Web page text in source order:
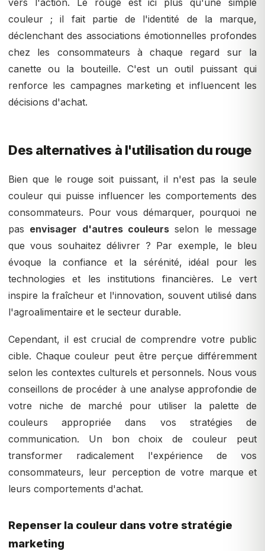
vers l'action. Le rouge est ici plus qu'une simple
couleur ; il fait partie de l'identité de la marque,
déclenchant des associations émotionnelles profondes
chez les consommateurs à chaque regard sur la
canette ou la bouteille. C'est un outil puissant qui
renforce les campagnes marketing et influencent les
décisions d'achat.
Des alternatives à l'utilisation du rouge
Bien que le rouge soit puissant, il n'est pas la seule
couleur qui puisse influencer les comportements des
consommateurs. Pour vous démarquer, pourquoi ne
pas envisager d'autres couleurs selon le message
que vous souhaitez délivrer ? Par exemple, le bleu
évoque la confiance et la sérénité, idéal pour les
technologies et les institutions financières. Le vert
inspire la fraîcheur et l'innovation, souvent utilisé dans
l'agroalimentaire et le secteur durable.
Cependant, il est crucial de comprendre votre public
cible. Chaque couleur peut être perçue différemment
selon les contextes culturels et personnels. Nous vous
conseillons de procéder à une analyse approfondie de
votre niche de marché pour utiliser la palette de
couleurs appropriée dans vos stratégies de
communication. Un bon choix de couleur peut
transformer radicalement l'expérience de vos
consommateurs, leur perception de votre marque et
leurs comportements d'achat.
Repenser la couleur dans votre stratégie
marketing